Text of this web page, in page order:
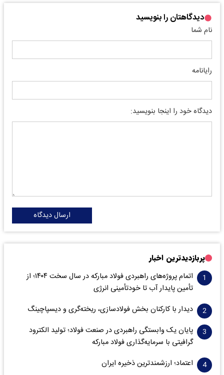
دیدگاهتان را بنویسید
نام شما
رایانامه
دیدگاه خود را اینجا بنویسید:
ارسال دیدگاه
پربازدیدترین اخبار
اتمام پروژه‌های راهبردی فولاد مبارکه در سال سخت ۱۴۰۴؛ از
تأمین پایدار آب تا خودتأمینی انرژی
دیدار با کارکنان بخش فولادسازی، ریخته‌گری و دیسپاچینگ
پایان یک وابستگی راهبردی در صنعت فولاد؛ تولید الکترود
گرافیتی با سرمایه‌گذاری فولاد مبارکه
اعتماد؛ ارزشمندترین ذخیره ایران